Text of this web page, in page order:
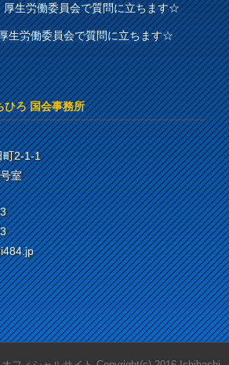
生労働委員会で質問に立ちます☆
生労働委員会で質問に立ちます☆
ひろ 国会事務所
町2-1-1
室